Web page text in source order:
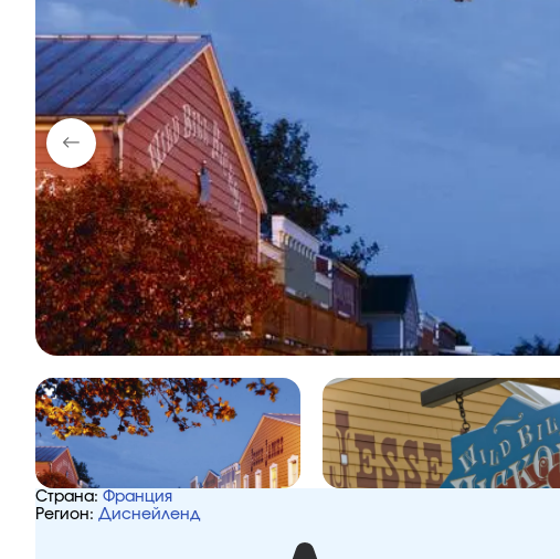
Страна: Франция
Регион: Диснейленд